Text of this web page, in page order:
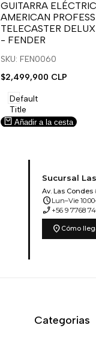
para
usar
la
lista
de
para
usar
Compare
GUITARRA
AMERICAN
TELECASTER
- FENDER
SKU: FEN0060
Precio
venta
$2,499,900 CLP
Default
Title
Añadir a la cesta
Sucursal
Av. Las
scheduleLun–Vie
phone_enabled +56 9 7768
location_on Cómo
Categorias